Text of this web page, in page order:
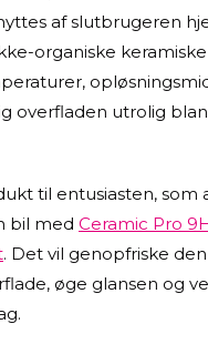
af slutbrugeren
organiske
overfladen utrolig
til entusiasten, som
bil med Ceramic Pro
. Det vil genopfriske den
øge glansen og